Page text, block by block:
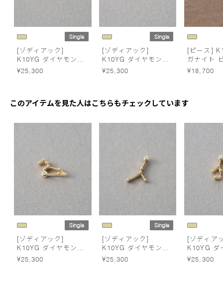
Single
[ゾディアック]
K10YG ダイヤモンド
ピアス /おうし座
¥25,300
Single
[ゾディアック]
K10YG ダイヤモンド
ピアス /いて座
¥25,300
[ピース]
ガナイト
¥18,700
このアイテムを見た人はこちらもチェックしています
Single
[ゾディアック]
K10YG ダイヤモンド
ピアス /しし座
¥25,300
Single
[ゾディアック]
K10YG ダイヤモンド
ピアス /かに座
¥25,300
[ゾディア
K10YG ダ
ピアス /ふ
¥25,300